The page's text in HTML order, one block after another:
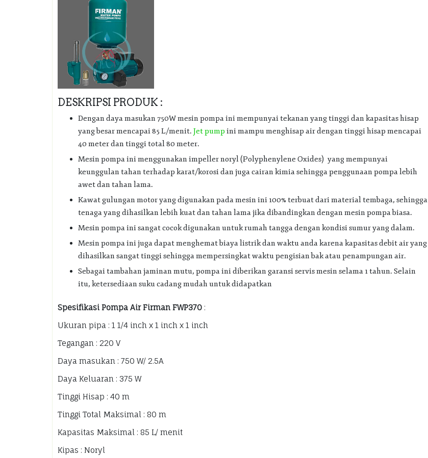
DESKRIPSI PRODUK :
Dengan daya masukan 750W mesin pompa ini mempunyai tekanan yang tinggi dan kapasitas hisap
yang besar mencapai 85 L/menit. Jet pump ini mampu menghisap air dengan tinggi hisap mencapai
40 meter dan tinggi total 80 meter.
Mesin pompa ini menggunakan impeller noryl (Polyphenylene Oxides) yang mempunyai
keunggulan tahan terhadap karat/korosi dan juga cairan kimia sehingga penggunaan pompa lebih
awet dan tahan lama.
Kawat gulungan motor yang digunakan pada mesin ini 100% terbuat dari material tembaga, sehingga
tenaga yang dihasilkan lebih kuat dan tahan lama jika dibandingkan dengan mesin pompa biasa.
Mesin pompa ini sangat cocok digunakan untuk rumah tangga dengan kondisi sumur yang dalam.
Mesin pompa ini juga dapat menghemat biaya listrik dan waktu anda karena kapasitas debit air yang
dihasilkan sangat tinggi sehingga mempersingkat waktu pengisian bak atau penampungan air.
Sebagai tambahan jaminan mutu, pompa ini diberikan garansi servis mesin selama 1 tahun. Selain
itu, ketersediaan suku cadang mudah untuk didapatkan
Spesifikasi Pompa Air Firman FWP370 :
Ukuran pipa : 1 1/4 inch x 1 inch x 1 inch
Tegangan : 220 V
Daya masukan : 750 W/ 2.5A
Daya Keluaran : 375 W
Tinggi Hisap : 40 m
Tinggi Total Maksimal : 80 m
Kapasitas Maksimal : 85 L/ menit
Kipas : Noryl